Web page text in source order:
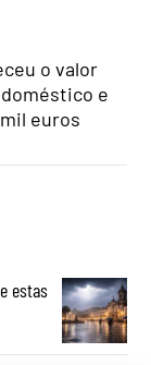
o valor
e
euros
estas